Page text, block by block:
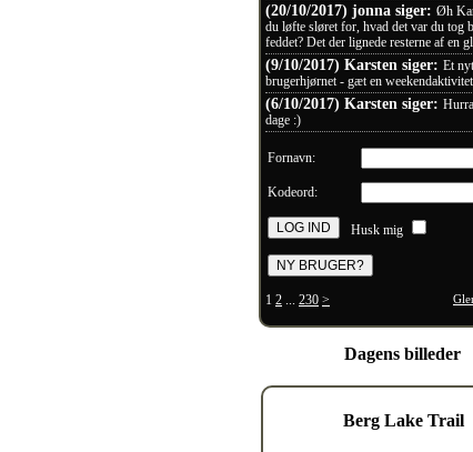
(20/10/2017) jonna siger: Øh
du løfte sløret for, hvad det var du tog
feddet? Det der lignede resterne af en
(9/10/2017) Karsten siger: Et
brugerhjørnet - gæt en
(6/10/2017) Karsten siger:
dage :)
Fornavn:
Kodeord:
Husk mig
1 2 230 >
Dagens billeder
Berg Lake Trail